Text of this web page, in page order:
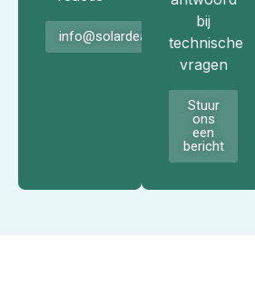
info@solardeals.nl
bij
technische
vragen
Stuur
ons
een
bericht